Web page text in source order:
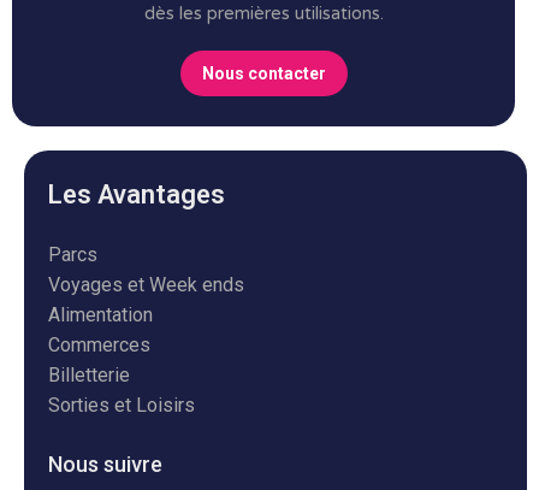
dès les premières utilisations.
Nous contacter
Les Avantages
Parcs
Voyages et Week ends
Alimentation
Commerces
Billetterie
Sorties et Loisirs
Nous suivre